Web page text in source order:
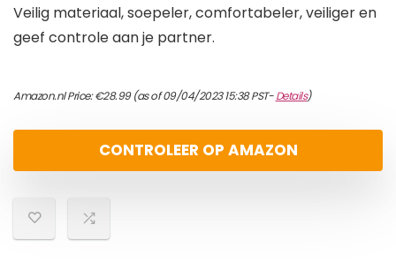
Veilig materiaal, soepeler, comfortabeler, veiliger en
geef controle aan je partner.
Amazon.nl Price:€28.99(as of 09/04/2023 15:38 PST-Details)
CONTROLEER OP AMAZON